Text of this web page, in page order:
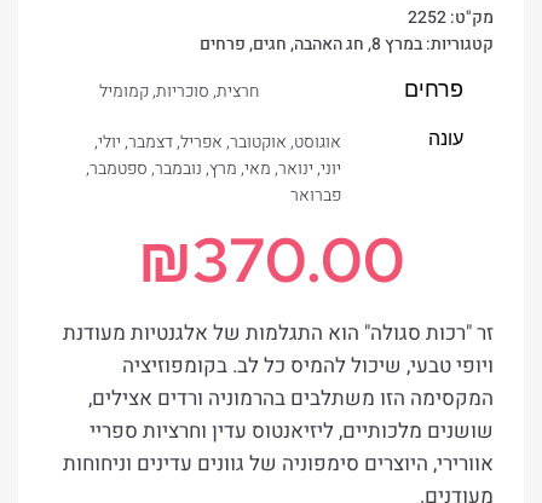
מק"ט:2252
קטגוריות:במרץ 8 ,חג האהבה,חגים,פרחים
פרחים
חרצית,סוכריות,קמומיל
עונה אוגוסט,אוקטובר,אפריל,דצמבר,יולי,
יוני,ינואר,מאי,מרץ,נובמבר,ספטמבר,
פברואר
₪370.00
זר "רכות סגולה" הוא התגלמות של אלגנטיות מעודנת
ויופי טבעי, שיכול להמיס כל לב. בקומפוזיציה
המקסימה הזו משתלבים בהרמוניה ורדים אצילים,
שושנים מלכותיים, ליזיאנטוס עדין וחרציות ספריי
אוורירי, היוצרים סימפוניה של גוונים עדינים וניחוחות
מעודנים.